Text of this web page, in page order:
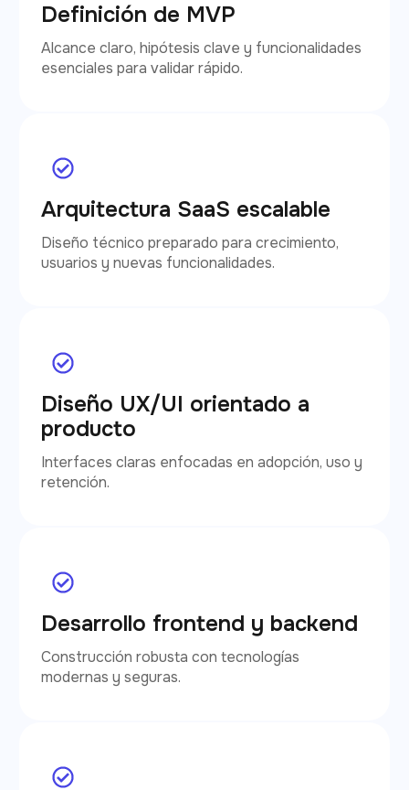
Definición de MVP
Alcance claro, hipótesis clave y funcionalidades
esenciales para validar rápido.
Arquitectura SaaS escalable
Diseño técnico preparado para crecimiento,
usuarios y nuevas funcionalidades.
Diseño UX/UI orientado a
producto
Interfaces claras enfocadas en adopción, uso y
retención.
Desarrollo frontend y backend
Construcción robusta con tecnologías
modernas y seguras.